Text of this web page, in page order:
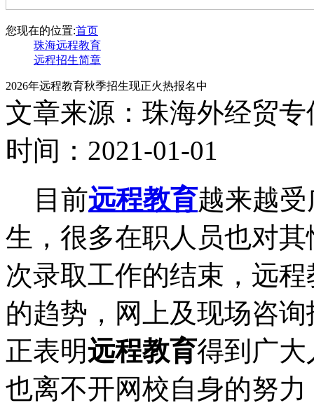
您现在的位置:首页
珠海远程教育
远程招生简章
2026年远程教育秋季招生现正火热报名中
文章来源：珠海外经贸
时间：2021-01-01
目前远程教育越来越
生，很多在职人员也对
次录取工作的结束，远
的趋势，网上及现场咨
正表明远程教育得到广
也离不开网校自身的努